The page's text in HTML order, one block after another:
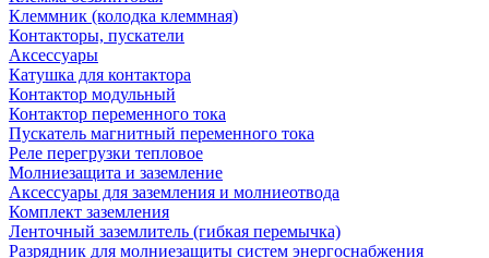
Клеммник (колодка клеммная)
Контакторы, пускатели
Аксессуары
Катушка для контактора
Контактор модульный
Контактор переменного тока
Пускатель магнитный переменного тока
Реле перегрузки тепловое
Молниезащита и заземление
Аксессуары для заземления и молниеотвода
Комплект заземления
Ленточный заземлитель (гибкая перемычка)
Разрядник для молниезащиты систем энергоснабжения